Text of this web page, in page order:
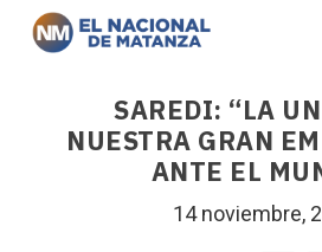
SAREDI: “LA
NUESTRA GRAN
ANTE EL
14 noviembre,